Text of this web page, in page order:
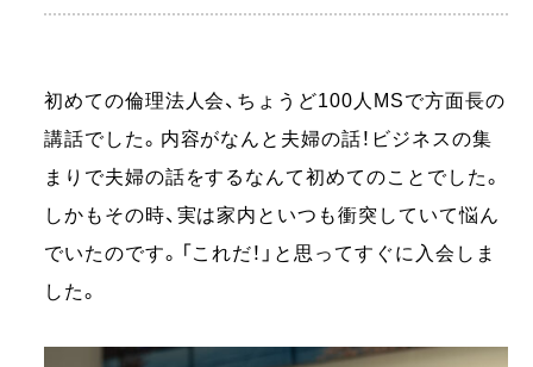
初めての倫理法人会、ちょうど100人MSで方面長の
講話でした。内容がなんと夫婦の話！ビジネスの集
まりで夫婦の話をするなんて初めてのことでした。
しかもその時、実は家内といつも衝突していて悩ん
でいたのです。「これだ！」と思ってすぐに入会しま
した。